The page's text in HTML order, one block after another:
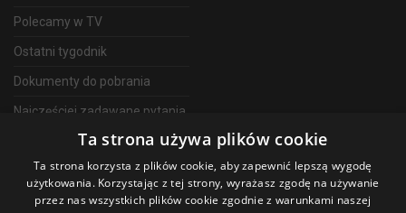
Polecamy w TV
Ostatni tygodnik
Dokumenty do pobrania
Najczęściej zadawane pytania
Telewizja Światłowodowa
Ta strona używa plików cookie
Ta strona korzysta z plików cookie, aby zapewnić lepszą wygodę
użytkowania. Korzystając z tej strony, wyrażasz zgodę na używanie
przez nas wszystkich plików cookie zgodnie z warunkami naszej